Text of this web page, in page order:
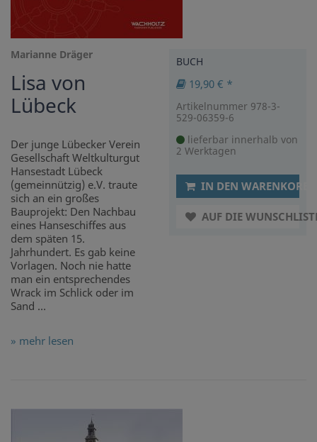
Marianne Dräger
Lisa von
Lübeck
Der junge Lübecker Verein
Gesellschaft Weltkulturgut
Hansestadt Lübeck
(gemeinnützig) e.V. traute
sich an ein großes
Bauprojekt: Den Nachbau
eines Hanseschiffes aus
dem späten 15.
Jahrhundert. Es gab keine
Vorlagen. Noch nie hatte
man ein entsprechendes
Wrack im Schlick oder im
Sand ...
» mehr lesen
BUCH
19,90 € *
Artikelnummer 978-3-
529-06359-6
lieferbar innerhalb von
2 Werktagen
IN DEN WARENKORB
AUF DIE